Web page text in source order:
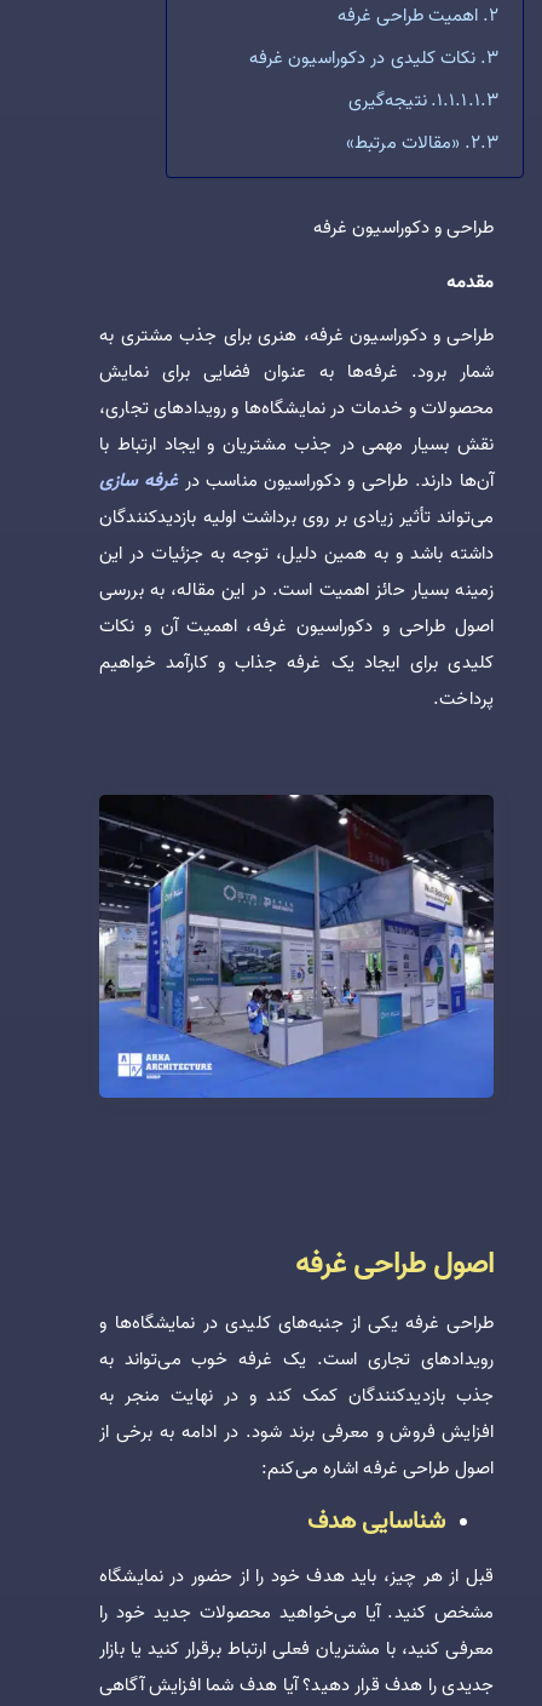
اهمیت طراحی غرفه
نکات کلیدی در دکوراسیون غرفه
نتیجه‌گیری
«مقالات مرتبط»
طراحی و دکوراسیون غرفه
مقدمه
طراحی و دکوراسیون غرفه، هنری برای جذب مشتری به
شمار برود. غرفه‌ها به عنوان فضایی برای نمایش
محصولات و خدمات در نمایشگاه‌ها و رویدادهای تجاری،
نقش بسیار مهمی در جذب مشتریان و ایجاد ارتباط با
آن‌ها دارند. طراحی و دکوراسیون مناسب درغرفه سازی
می‌تواند تأثیر زیادی بر روی برداشت اولیه بازدیدکنندگان
داشته باشد و به همین دلیل، توجه به جزئیات در این
زمینه بسیار حائز اهمیت است. در این مقاله، به بررسی
اصول طراحی و دکوراسیون غرفه، اهمیت آن و نکات
کلیدی برای ایجاد یک غرفه جذاب و کارآمد خواهیم
پرداخت.
اصول طراحی غرفه
طراحی غرفه یکی از جنبه‌های کلیدی در نمایشگاه‌ها و
رویدادهای تجاری است. یک غرفه خوب می‌تواند به
جذب بازدیدکنندگان کمک کند و در نهایت منجر به
افزایش فروش و معرفی برند شود. در ادامه به برخی از
اصول طراحی غرفه اشاره می‌کنم:
شناسایی هدف
قبل از هر چیز، باید هدف خود را از حضور در نمایشگاه
مشخص کنید. آیا می‌خواهید محصولات جدید خود را
معرفی کنید، با مشتریان فعلی ارتباط برقرار کنید یا بازار
جدیدی را هدف قرار دهید؟ آیا هدف شما افزایش آگاهی